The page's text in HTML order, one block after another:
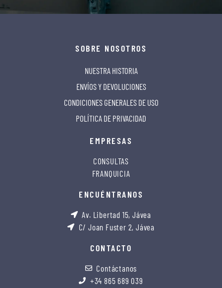
SOBRE NOSOTROS
NUESTRA HISTORIA
ENVÍOS Y DEVOLUCIONES
CONDICIONES GENERALES DE USO
POLÍTICA DE PRIVACIDAD
EMPRESAS
CONSULTAS
FRANQUICIA
ENCUÉNTRANOS
Av. Libertad 15, Jávea
C/ Joan Fuster 2, Jávea
CONTACTO
Contáctanos
+34 865 689 039